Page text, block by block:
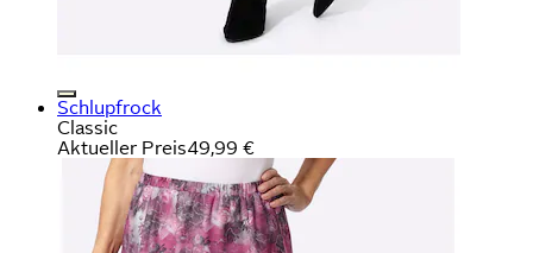
Schlupfrock
Classic
Aktueller Preis49,99 €